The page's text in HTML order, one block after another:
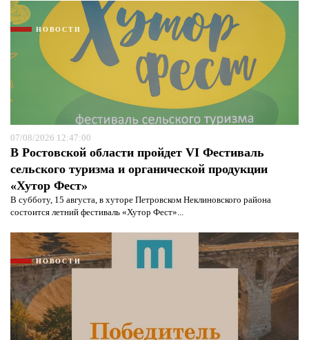
НОВОСТИ
07/08/2026 12:47:00
В Ростовской области пройдет VI Фестиваль
сельского туризма и органической продукции
«Хутор Фест»
В субботу, 15 августа, в хуторе Петровском Неклиновского района
состоится летний фестиваль «Хутор Фест»...
НОВОСТИ